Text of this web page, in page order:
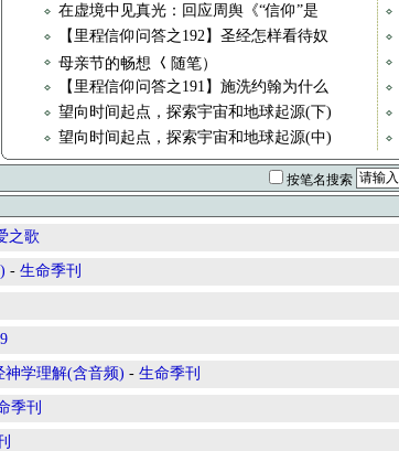
在虚境中见真光：回应周舆《“信仰”是
【里程信仰问答之192】圣经怎样看待奴
母亲节的畅想 𡿨随笔）
【里程信仰问答之191】施洗约翰为什么
望向时间起点，探索宇宙和地球起源(下)
望向时间起点，探索宇宙和地球起源(中)
按笔名搜索
之歌
- 生命季刊
神学理解(含音频) - 生命季刊
季刊